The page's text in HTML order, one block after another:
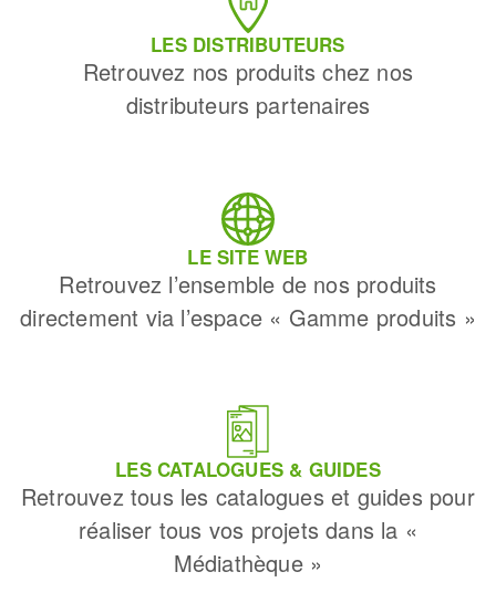
LES DISTRIBUTEURS
Retrouvez nos produits chez nos
distributeurs partenaires
LE SITE WEB
Retrouvez l’ensemble de nos produits
directement via l’espace « Gamme produits »
LES CATALOGUES & GUIDES
Retrouvez tous les catalogues et guides pour
réaliser tous vos projets dans la «
Médiathèque »